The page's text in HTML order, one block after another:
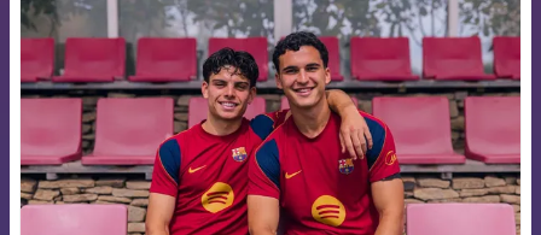
FCB Barcelona badge